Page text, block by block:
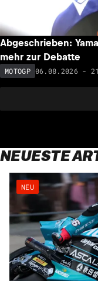
Abgeschrieben:
mehr zur Debatte
MOTOGP 06.08.2026 -
NEUESTE
NEU